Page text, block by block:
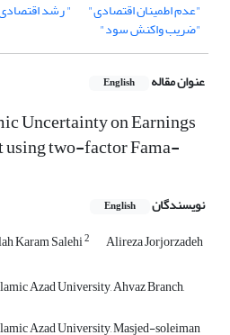
"عدم اطمینان اقتصادی"
" رشد
"ضریب واکنش سود"
عنوان مقاله English
Uncertainty on Earnings
using two-factor Fama-
نویسندگان English
Karam Salehi2 Alireza Jorjorzadeh
Azad University, Ahvaz Branch,
Azad University, Masjed-soleiman